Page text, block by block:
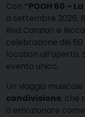
Con “POOH 60 –
a settembre 2026,
Red Canzian e
celebrazione dei
location
evento unico.
Un viaggio
condivisione, che
a emozionare